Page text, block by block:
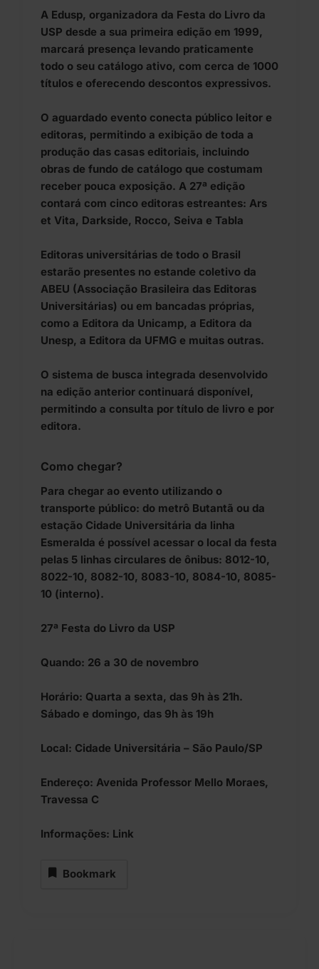
A Edusp, organizadora da Festa do Livro da
USP desde a sua primeira edição em 1999,
marcará presença levando praticamente
todo o seu catálogo ativo, com cerca de 1000
títulos e oferecendo descontos expressivos.
O aguardado evento conecta público leitor e
editoras, permitindo a exibição de toda a
produção das casas editoriais, incluindo
obras de fundo de catálogo que costumam
receber pouca exposição. A 27ª edição
contará com cinco editoras estreantes: Ars
et Vita, Darkside, Rocco, Seiva e Tabla
Editoras universitárias de todo o Brasil
estarão presentes no estande coletivo da
ABEU (Associação Brasileira das Editoras
Universitárias) ou em bancadas próprias,
como a Editora da Unicamp, a Editora da
Unesp, a Editora da UFMG e muitas outras.
O sistema de busca integrada desenvolvido
na edição anterior continuará disponível,
permitindo a consulta por título de livro e por
editora.
Como chegar?
Para chegar ao evento utilizando o
transporte público: do metrô Butantã ou da
estação Cidade Universitária da linha
Esmeralda é possível acessar o local da festa
pelas 5 linhas circulares de ônibus: 8012-10,
8022-10, 8082-10, 8083-10, 8084-10, 8085-
10 (interno).
27ª Festa do Livro da USP
Quando: 26 a 30 de novembro
Horário: Quarta a sexta, das 9h às 21h.
Sábado e domingo, das 9h às 19h
Local: Cidade Universitária – São Paulo/SP
Endereço: Avenida Professor Mello Moraes,
Travessa C
Informações: Link
Bookmark